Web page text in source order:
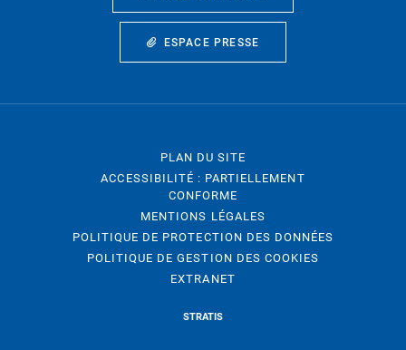
ESPACE PRESSE
PLAN DU SITE
ACCESSIBILITÉ : PARTIELLEMENT
CONFORME
MENTIONS LÉGALES
POLITIQUE DE PROTECTION DES DONNÉES
POLITIQUE DE GESTION DES COOKIES
EXTRANET
STRATIS